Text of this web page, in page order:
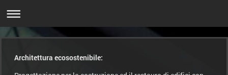
Architettura ecosostenibile: